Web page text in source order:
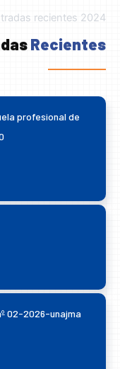
recientes 2024
Recientes
profesional de
02-2026-unajma